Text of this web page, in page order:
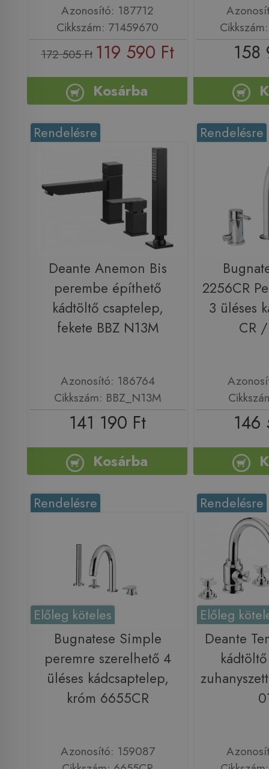
Azonosító: 187712
Cikkszám: 71459670
172 505 Ft 119 590 Ft
Kosárba
158
Rendelésre
Deante Anemon Bis
perembe építhető
kádtöltő csaptelep,
fekete BBZ N13M
Azonosító: 186764
Cikkszám: BBZ_N13M
141 190 Ft
Kosárba
Rendelésre
2256CR
3 üléses
CR
146
Rendelésre
Előleg köteles
Bugnatese Simple
peremre szerelhető 4
üléses kádcsaptelep,
króm 6655CR
Azonosító: 159087
Rendelésre
Előleg
Deante